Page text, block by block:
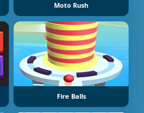
Moto Rush
Fire Balls